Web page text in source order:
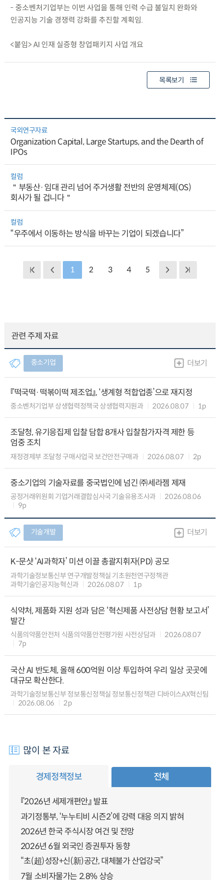
- 중소벤처기업부는 이번 사업을 통해 인력 수급 불일치 완화와
인공지능 기술 경쟁력 강화를 추진할 계획임.
<붙임> AI 인재 실증형 창업패키지 사업 개요
목록보기
국외연구자료
Organization Capital, Large Startups, and the Dearth of
IPOs
컬럼
＂부동산·임대 관리 넘어 주거생활 전반의 운영체제(OS)
회사가 될 겁니다＂
컬럼
“우주에서 이동하는 방식을 바꾸는 기업이 되겠습니다”
1 2 3 4 5
관련 주제 자료
중소기업 더보기
『떡국떡·떡볶이떡 제조업』, ‘생계형 적합업종’으로 재지정
중소벤처기업부 상생협력정책국 상생협력지원과 2026.08.07 1p
조달청, 유기응집제 입찰 담합 8개사 입찰참가자격 제한 등
엄중 조치
재정경제부 조달청 구매사업국 보건안전구매과 2026.08.07 2p
중소기업의 기술자료를 중국법인에 넘긴 ㈜세라젬 제재
공정거래위원회 기업거래결합심사국 기술유용조사과
2026.08.06
9p
기술개발 더보기
K-문샷 ‘AI과학자’ 미션 이끌 총괄지휘자(PD) 공모
과학기술정보통신부 연구개발정책실 기초원천연구정책관
과학기술인공지능혁신과
2026.08.07 1p
식약처, 제품화 지원 성과 담은 ‘혁신제품 사전상담 현황 보고서’
발간
식품의약품안전처 식품의약품안전평가원 사전상담과
2026.08.07
7p
국산 AI 반도체, 올해 600억원 이상 투입하여 우리 일상 곳곳에
대규모 확산한다.
과학기술정보통신부 정보통신정책실 정보통신정책관 디바이스AX혁신팀
2026.08.06
2p
많이 본 자료
경제정책정보 전체
『2026년 세제개편안』 발표
과기정통부, ‘누누티비 시즌2’에 강력 대응 의지 밝혀
2026년 한국 주식시장 여건 및 전망
2026년 6월 외국인 증권투자 동향
“초(超)성장+신(新)공간, 대체불가 산업강국”
7월 소비자물가는 2.8% 상승